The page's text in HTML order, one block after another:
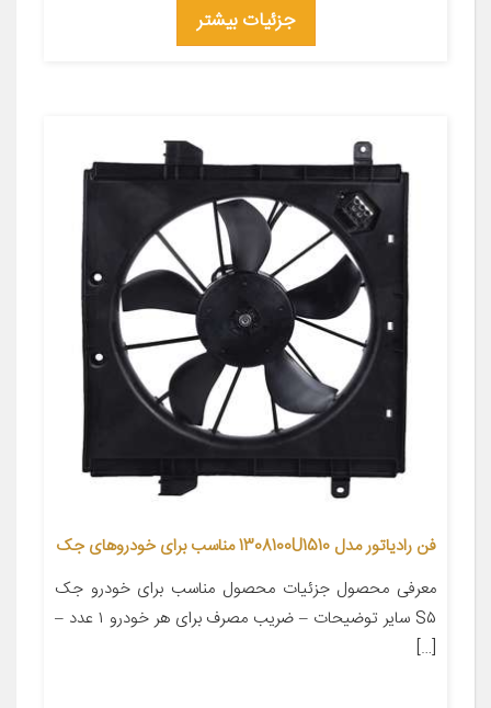
جزئیات بیشتر
فن رادیاتور مدل 1308100U1510 مناسب برای خودروهای جک
معرفی محصول جزئیات محصول مناسب برای خودرو جک
S۵ سایر توضیحات – ضریب مصرف برای هر خودرو ۱ عدد –
[…]